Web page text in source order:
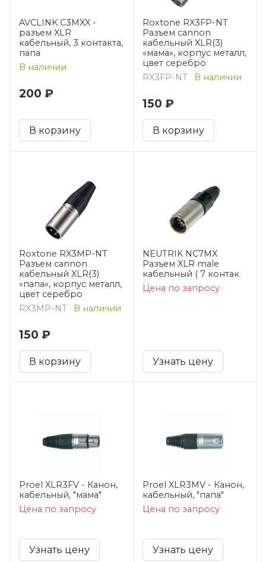
AVCLINK C3MXX -
разъем XLR
кабельный, 3 контакта,
папа
В наличии
200 ₽
В корзину
Roxtone RX3FP-NT
Разъем cannon
кабельный XLR(3)
«мама», корпус металл,
цвет серебро
RX3FP-NT
В наличии
150 ₽
В корзину
Roxtone RX3MP-NT
Разъем cannon
кабельный XLR(3)
«папа», корпус металл,
цвет серебро
RX3MP-NT
В наличии
150 ₽
В корзину
NEUTRIK NC7MX
Разъем XLR male
кабельный ( 7 контак
Цена по запросу
Узнать цену
Proel XLR3FV - Канон,
кабельный, "мама"
Цена по запросу
Узнать цену
Proel XLR3MV - Канон,
кабельный, "папа"
Цена по запросу
Узнать цену